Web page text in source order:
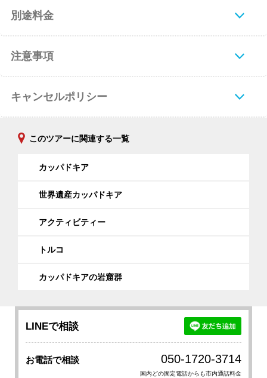
別途料金
注意事項
キャンセルポリシー
このツアーに関連する一覧
カッパドキア
世界遺産カッパドキア
アクティビティー
トルコ
カッパドキアの岩窟群
LINEで相談
お電話で相談 050-1720-3714
国内どの固定電話からも市内通話料金